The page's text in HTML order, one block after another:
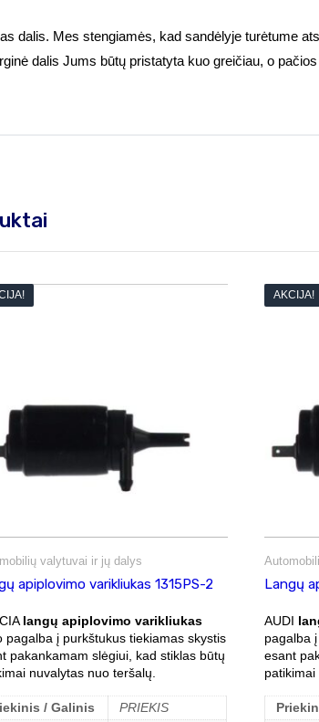
dalis. Mes stengiamės, kad sandėlyje turėtume
dalis Jums būtų pristatyta kuo greičiau, o
valytuvai ir jų dalys
apiplovimo varikliukas 1315PS-2
langų apiplovimo varikliukas
pagalba į purkštukus tiekiamas skystis
pakankamam slėgiui, kad stiklas būtų
nuvalytas nuo teršalų.
/ Galinis
PRIEKIS
AKCIJA!
Langų
AUDI
pagalba
esant
patikimai